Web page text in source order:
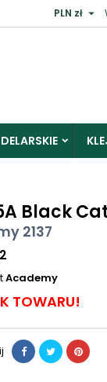
PLN zł 
Black Cat
2137
Academy
TOWARU!